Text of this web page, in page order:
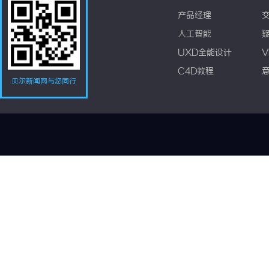
贝尔新闻网与您同行
产品经理
人工智能
UXD全能设计
C4D教程